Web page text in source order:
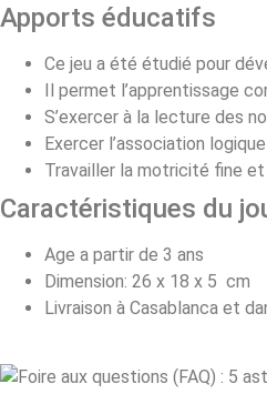
Apports éducatifs
Ce jeu a été étudié pour
Il permet l’apprentissage
S’exercer à la lecture des
Exercer l’association
Travailler la motricité fine
Caractéristiques du
Age a partir de 3 ans
Dimension: 26 x 18 x 5 cm
Livraison à Casablanca et